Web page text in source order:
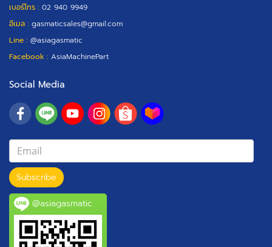
เบอร์โทร : 02 940 9949
อีเมล : gasmaticsales@gmail.com
Line : @asiagasmatic
Facebook : AsiaMachinePart
Social Media
Subscribe
@asiagasmatic